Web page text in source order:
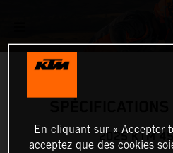
2025 KTM
En cliquant sur « Accepter
acceptez que des cookies